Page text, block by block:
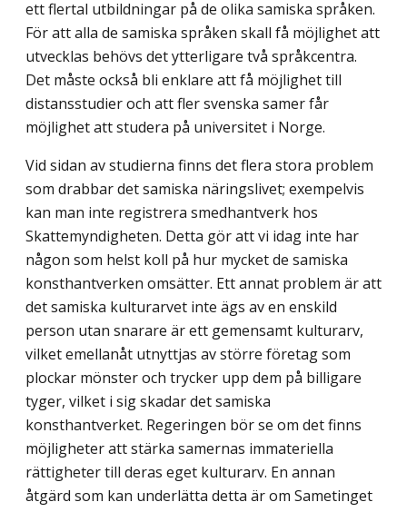
ett flertal utbildningar på de olika samiska språken.
För att alla de samiska språken skall få möjlighet att
utvecklas behövs det ytterligare två språkcentra.
Det måste också bli enklare att få möjlighet till
distans­studier och att fler svenska samer får
möjlighet att studera på universitet i Norge.
Vid sidan av studierna finns det flera stora problem
som drabbar det samiska näringslivet; exempelvis
kan man inte registrera smedhantverk hos
Skattemyndigheten. Detta gör att vi idag inte har
någon som helst koll på hur mycket de samiska
konst­hantverken omsätter. Ett annat problem är att
det samiska kulturarvet inte ägs av en enskild
person utan snarare är ett gemensamt kulturarv,
vilket emellanåt utnyttjas av större företag som
plockar mönster och trycker upp dem på billigare
tyger, vilket i sig skadar det samiska
konsthantverket. Regeringen bör se om det finns
möjligheter att stärka samernas immateriella
rättigheter till deras eget kulturarv. En annan
åtgärd som kan underlätta detta är om Sametinget